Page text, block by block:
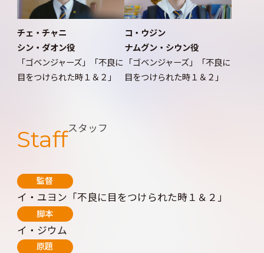
チェ・チャニ
シン・ダオン役
「ゴベンジャーズ」「不良に
目をつけられた時１＆２」
コ・ウジン
ナムグン・シウン役
「ゴベンジャーズ」「不良に
目をつけられた時１＆２」
Staffスタッフ
監督
イ・ユヨン「不良に目をつけられた時１＆２」
脚本
イ・ジウム
原題